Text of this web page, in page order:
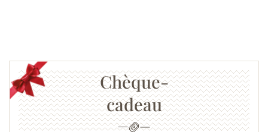
Chèque-
cadeau